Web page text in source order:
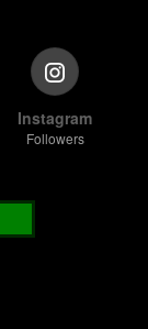
Instagram
Followers